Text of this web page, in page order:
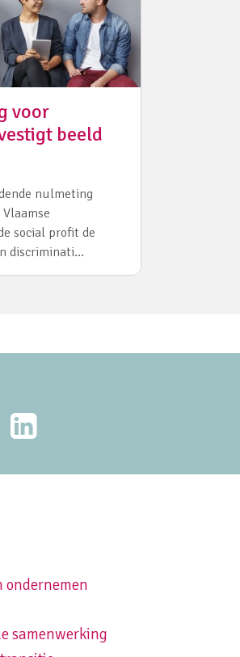
voor
beeld
nulmeting
social profit de
discriminati…
LinkedIn
right
ondernemen
samenwerking